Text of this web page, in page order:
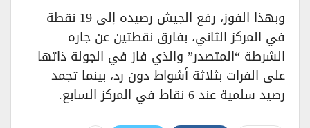
​وبهذا الفوز، رفع الجيش رصيده إلى 19 نقطة
في المركز الثاني، بفارق نقطتين عن جاره
الشرطة “المتصدر” والذي فاز في الجولة ذاتها
على الفرات بثلاثة أشواط دون رد، بينما تجمد
رصيد سلمية عند 6 نقاط في المركز السابع.